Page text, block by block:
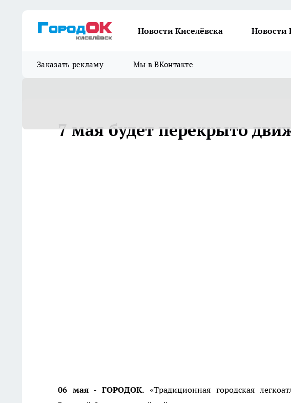
Новости Киселёвска Новости
Заказать рекламу Мы в ВКонтакте
7 мая будет перекрыто
06 мая - ГОРОДОК. «Традиционная городская